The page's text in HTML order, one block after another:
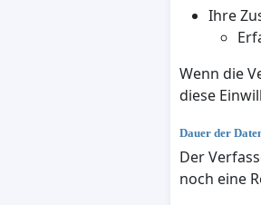
Ihre
Wenn die
diese
Dauer der
Der
noch eine